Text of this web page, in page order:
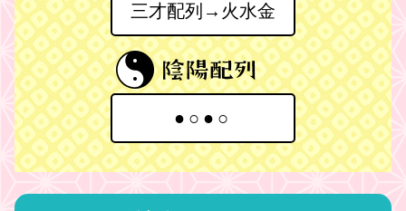
三才配列→火水金
●○●○